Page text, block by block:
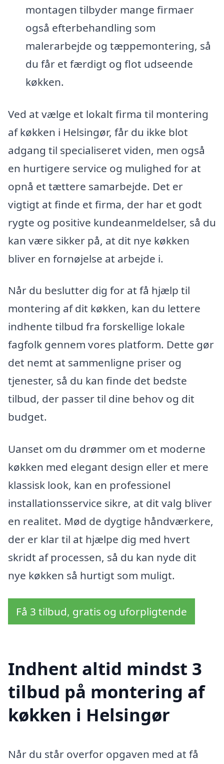
montagen tilbyder mange firmaer
også efterbehandling som
malerarbejde og tæppemontering, så
du får et færdigt og flot udseende
køkken.
Ved at vælge et lokalt firma til montering
af køkken i Helsingør, får du ikke blot
adgang til specialiseret viden, men også
en hurtigere service og mulighed for at
opnå et tættere samarbejde. Det er
vigtigt at finde et firma, der har et godt
rygte og positive kundeanmeldelser, så du
kan være sikker på, at dit nye køkken
bliver en fornøjelse at arbejde i.
Når du beslutter dig for at få hjælp til
montering af dit køkken, kan du lettere
indhente tilbud fra forskellige lokale
fagfolk gennem vores platform. Dette gør
det nemt at sammenligne priser og
tjenester, så du kan finde det bedste
tilbud, der passer til dine behov og dit
budget.
Uanset om du drømmer om et moderne
køkken med elegant design eller et mere
klassisk look, kan en professionel
installationsservice sikre, at dit valg bliver
en realitet. Mød de dygtige håndværkere,
der er klar til at hjælpe dig med hvert
skridt af processen, så du kan nyde dit
nye køkken så hurtigt som muligt.
Få 3 tilbud, gratis og uforpligtende
Indhent altid mindst 3
tilbud på montering af
køkken i Helsingør
Når du står overfor opgaven med at få